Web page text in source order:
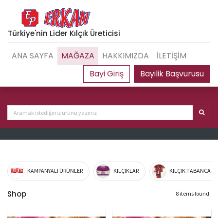
Türkiye'nin Lider Kılçık Üreticisi
Bayilik Başvurusu
ANA SAYFA MAĞAZA HAKKIMIZDA İLETİŞİM
KAMPANYALI ÜRÜNLER KILÇIKLAR KILÇIK TABANCA
Shop 8 items found.